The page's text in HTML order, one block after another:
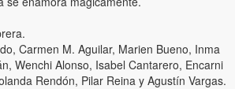
Carmen M. Aguilar, Marien Bueno, Inma
Wenchi Alonso, Isabel Cantarero, Encarni
Rendón, Pilar Reina y Agustín Vargas.